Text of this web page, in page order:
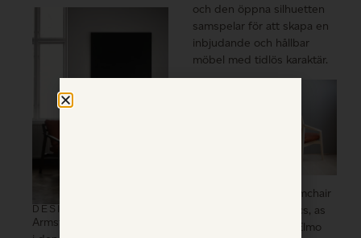
DESIGNED FOR LIFE
Armstöden är integrerade
och den öppna silhuetten
samspelar för att skapa en
inbjudande och hållbar
möbel med tidlös karaktär.
We offer the Fole Armchair
in our standard fabrics, as
well as leather from Elmo